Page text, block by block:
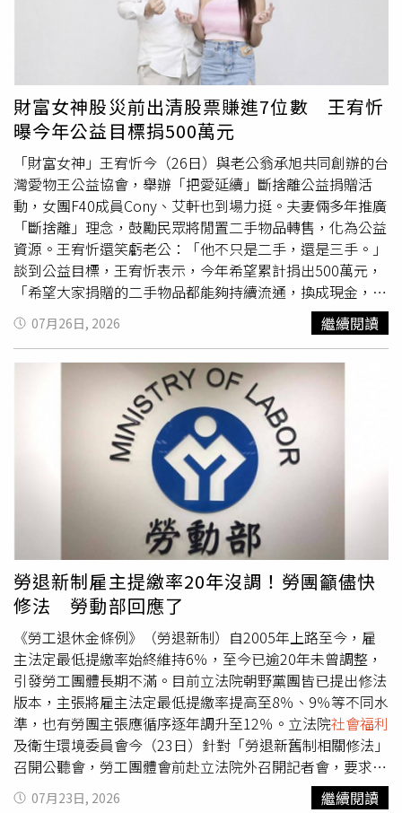
採取其他因應措施，避免消費者於毫無警覺情況下過度攝
取，造成飲食安全隱憂。
危機恐將持續加劇。
法部大門外發生疑似土製爆裂物爆炸，參議院附近又發現另
一枚疑似爆裂物，加上多個團體號召示威，警方動員超過2
萬3000名警力，在國會、總統府馬拉坎南宮（Malacañang
Palace）及主要道路周邊架設鐵絲網、路障並加強戒備。警
方初步研判，兩起爆炸事件極可能有所關聯，目前仍持續追
查幕後犯案者。儘管維安氣氛緊張，小馬可仕仍將焦點放在
持續延燒近一年的防洪工程弊案。他表示，政府依照金流及
證據持續追查，目前已有多名承包商、公共工程部高階官員
及國會議員遭到起訴或逮捕，監察專員辦公室也將對前眾議
院議長羅慕德茲提出多項刑事控告。菲律賓政府宣布已凍結
涉案人士250億披索資產，並追回部分不法所得，持續追查
防洪工程弊案。談到自己的堂弟即將遭起訴，小馬可仕坦言
心情沉重，但仍公開表示：「我不是我家族的總統，也不是
我朋友的總統，我是菲律賓的總統，我的責任是對全體菲律
賓人民負責。」他並重申，只要掌握犯罪證據，即使是親屬
或最親近的政治盟友，也一定依法究辦，不會有任何例外。
他並公布最新肅貪成果，表示政府已凍結涉案承包商及官員
總值250億披索（約新台幣130.9億元）的資產，追回約8億
披索（約新台幣4.2億元）不法所得，所有追回款項均已繳
回國庫，未來將投入公共建設、災害防治及社會福利
把遭侵吞的公共資源還給人民。去年防洪工程弊案持續延
燒，多名政商人士遭起訴，成為今年國情咨文最受矚目的焦
點。這起震撼菲律賓政壇的防洪工程弊案，源於2025年菲
律賓接連遭受多場颱風侵襲，引發嚴重洪災及山崩，造成數
十人死亡、超過20萬人流離失所。小馬可仕當時在國情咨文
中痛批部分防洪工程品質低劣，甚至形同「幽靈工程」，要
求徹查所有治水計畫，隨後政府與國會展開大規模調查。調
查結果顯示，至少15家承包商承攬總額高達2000億披索
（約新台幣1047億元）的防洪工程，其中不少工程根本未
施工，卻已請領工程款，並牽扯出多名國會議員、公共工程
部官員及承包商涉嫌收受高額回扣。不少涉案人士還被爆出
擁有私人飛機、歐洲名車等奢華生活，引發菲律賓社會強烈
不滿，也掀起要求徹查高層政治人物的聲浪。國情咨文發表
前，馬尼拉接連發生爆炸及疑似爆裂物事件，警方動員逾2
萬名警力加強維安。目前已有現任及前任參議員遭起訴並羈
押，一名前眾議員潛逃歐洲；曾任公共工程部長的馬努埃爾
博諾安（Manuel Bonoan）雖否認涉案，但仍遭檢方起訴，
目前因健康因素在醫院接受羈押。至於羅慕德茲，監察專員
財富女神股災前出清股票賺進7位數 王宥忻
曝今年公益目標捐500萬元
「財富女神」王宥忻今（26日）與老公翁承旭共同創辦的台
灣愛物王公益協會，舉辦「把愛延續」斷捨離公益捐贈活
動，女團F40成員Cony、艾軒也到場力挺。夫妻倆多年推廣
「斷捨離」理念，鼓勵民眾將閒置二手物品轉售，化為公益
資源。王宥忻還笑虧老公：「他不只是二手，還是三手。」
談到公益目標，王宥忻表示，今年希望累計捐出500萬元，
「希望大家捐贈的二手物品都能夠持續流通，換成現金，再
注入到不同的公益單位，把愛延續下去」。F40成員Cony曾
因合夥人落跑，被迫扛下債務，又因票據問題服刑4年，如
都值得擁有第二次機會，「每一件二手物品都可以找到新的
主人，有第二次生命；每一個人也都應該有重新開始、重生
的機會」。此次活動將所得新台幣20萬元全數捐贈給社團法
人中華民國更生少年關懷協會、社團法人中華
勸募協會、財團法人羅慧夫顱顏基金會、財團法人台灣基督
教門諾會附設花蓮黎明教養院，以及蘆葦女力社團法人春芽
公益創新發展協會等五個公益團體。此次活動將所得新台幣
20萬元全數捐贈五個公益團體。（圖／常朝貴攝）近期台股
震盪劇烈，王宥忻也分享自己的投資策略，透露自己早在股
災前就已賣出持股，成功獲利7位數。她表示，這只是資產
配置的一部分，先前股票投資8位數、約占整體資產5%，目
前仍以基金投資為主。擁有10億資產的王宥忻，被問到港星
謝賢傳出將4億遺產90％留給孫子，而非兒子謝霆鋒時，她
直言：「我覺得讓小孩有能力，比給他們錢還重要。我們對
金錢只有使用權，沒有真正的擁有權。」翁總也補充，未來
若有財產規劃，傾向透過信託方式安排，「至少讓小孩不要
餓死」，強調希望留給孩子的是保障，而不是依賴。
07月26日, 2026 繼續閱讀
勞退新制雇主提繳率20年沒調！勞團籲儘快
修法 勞動部回應了
《勞工退休金條例》（勞退新制）自2005年上路至今，雇
主法定最低提繳率始終維持6％，至今已逾20年未曾調整，
引發勞工團體長期不滿。目前立法院朝野黨團皆已提出修法
版本，主張將雇主法定最低提繳率提高至8％、9％等不同水
準，也有勞團主張應循序逐年調升至12％。立法院社會福利
及衛生環境委員會今（23日）針對「勞退新舊制相關修法」
召開公聽會，勞工團體會前赴立法院外召開記者會，要求朝
野儘速排案完成修法，終結勞退新制雇主提繳率20年凍結在
07月23日, 2026 繼續閱讀